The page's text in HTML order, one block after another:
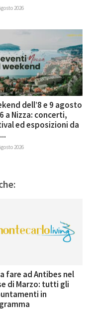
2026
dell’8 e 9 agosto
a Nizza: concerti,
ed esposizioni da
2026
fare ad Antibes nel
di Marzo: tutti gli
in